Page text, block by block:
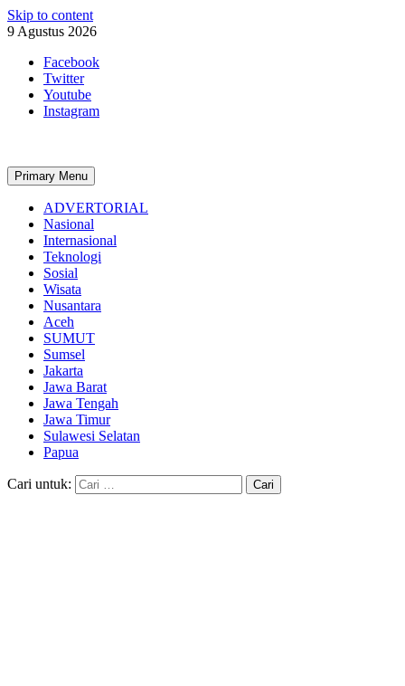
Skip to content
9 Agustus 2026
Facebook
Twitter
Youtube
Instagram
Primary Menu
ADVERTORIAL
Nasional
Internasional
Teknologi
Sosial
Wisata
Nusantara
Aceh
SUMUT
Sumsel
Jakarta
Jawa Barat
Jawa Tengah
Jawa Timur
Sulawesi Selatan
Papua
Cari untuk: